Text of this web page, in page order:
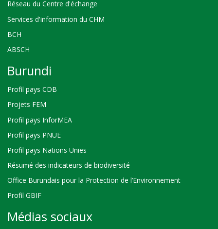
Réseau du Centre d'échange
Services d'information du CHM
BCH
ABSCH
Burundi
Profil pays CDB
Projets FEM
Profil pays InforMEA
Profil pays PNUE
Profil pays Nations Unies
Résumé des indicateurs de biodiversité
Office Burundais pour la Protection de l’Environnement
Profil GBIF
Médias sociaux